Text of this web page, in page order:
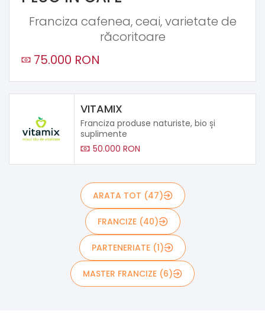
Franciza cafenea, ceai, varietate de
răcoritoare
75.000 RON
VITAMIX
Franciza produse naturiste, bio și
suplimente
50.000 RON
ARATA TOT (47)
FRANCIZE (40)
PARTENERIATE (1)
MASTER FRANCIZE (6)